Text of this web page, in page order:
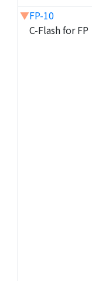
▼FP-10
C-Flash for FP